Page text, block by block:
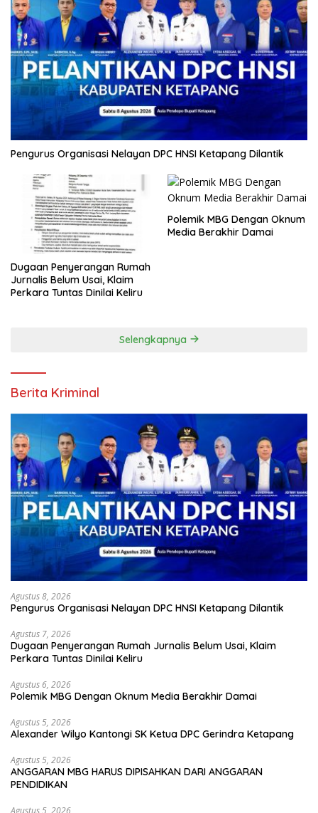
Pengurus Organisasi Nelayan DPC HNSI Ketapang Dilantik
Dugaan Penyerangan Rumah
Jurnalis Belum Usai, Klaim
Perkara Tuntas Dinilai Keliru
Polemik MBG Dengan Oknum
Media Berakhir Damai
Selengkapnya
Berita Kriminal
Agustus 8, 2026
Pengurus Organisasi Nelayan DPC HNSI Ketapang Dilantik
Agustus 7, 2026
Dugaan Penyerangan Rumah Jurnalis Belum Usai, Klaim
Perkara Tuntas Dinilai Keliru
Agustus 6, 2026
Polemik MBG Dengan Oknum Media Berakhir Damai
Agustus 5, 2026
Alexander Wilyo Kantongi SK Ketua DPC Gerindra Ketapang
Agustus 5, 2026
ANGGARAN MBG HARUS DIPISAHKAN DARI ANGGARAN
PENDIDIKAN
Agustus 5, 2026